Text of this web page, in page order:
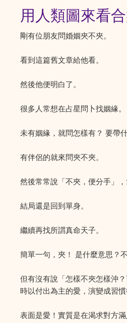
用人類圖來看
剛有位朋友問婚姻夾不夾。
看到這篇舊文章給他看。
然後他便明白了。
很多人常想在占星問卜找姻緣。
未有姻緣，就問怎樣有？ 要帶
有伴侶的就來問夾不夾。
然後常常說「不夾，便分手」
結局還是回到單身。
繼續再找所謂真命天子。
簡單一句，夾！ 是什麼意思？
但有沒有說「怎樣不夾怎樣沖
時以付出為主的愛，演變成習慣
表面是愛！實質是在渴求對方